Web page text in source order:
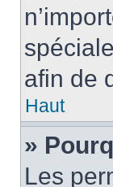
afin de
Haut
»
Les